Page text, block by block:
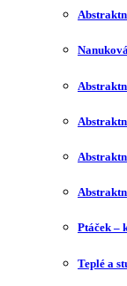
Ptáček –
Teplé a